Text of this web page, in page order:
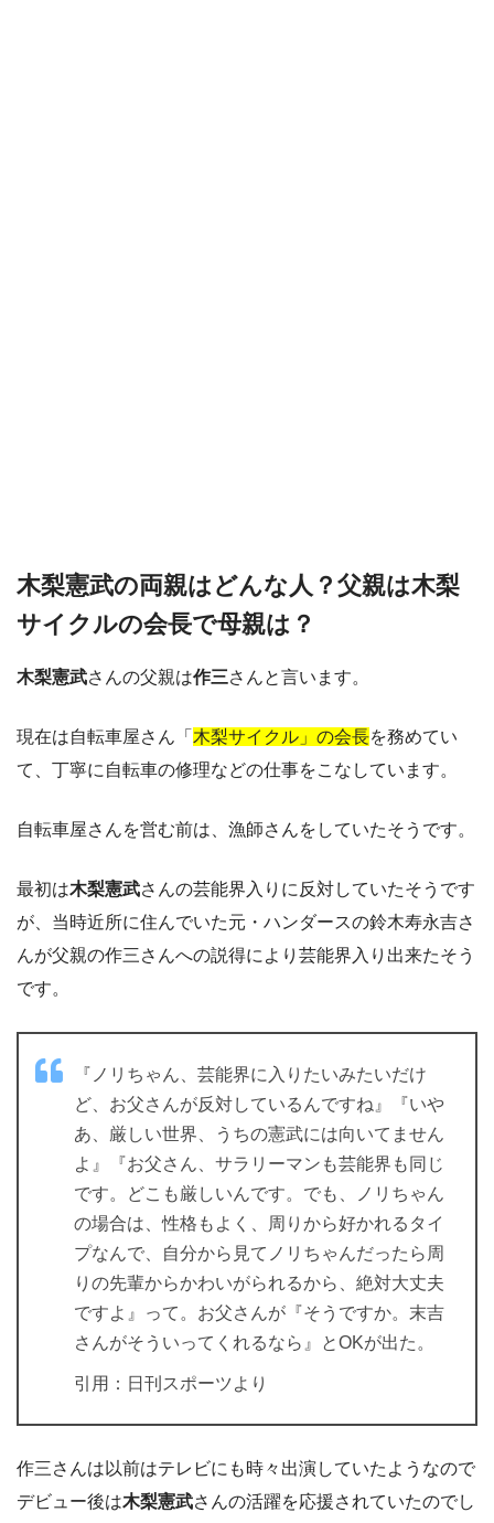
木梨憲武の両親はどんな人？父親は木梨
サイクルの会長で母親は？
木梨憲武さんの父親は作三さんと言います。
現在は自転車屋さん「 木梨サイクル」の会長を務めてい
て、丁寧に自転車の修理などの仕事をこなしています。
自転車屋さんを営む前は、漁師さんをしていたそうです。
最初は木梨憲武さんの芸能界入りに反対していたそうです
が、当時近所に住んでいた元・ハンダースの鈴木寿永吉さ
んが父親の作三さんへの説得により芸能界入り出来たそう
です。
『ノリちゃん、芸能界に入りたいみたいだけ
ど、お父さんが反対しているんですね』『いや
あ、厳しい世界、うちの憲武には向いてません
よ』『お父さん、サラリーマンも芸能界も同じ
です。どこも厳しいんです。でも、ノリちゃん
の場合は、性格もよく、周りから好かれるタイ
プなんで、自分から見てノリちゃんだったら周
りの先輩からかわいがられるから、絶対大丈夫
ですよ』って。お父さんが『そうですか。末吉
さんがそういってくれるなら』とOKが出た。
引用：日刊スポーツより
作三さんは以前はテレビにも時々出演していたようなので
デビュー後は木梨憲武さんの活躍を応援されていたのでし